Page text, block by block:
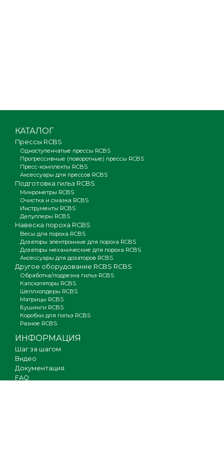
КАТАЛОГ
Прессы RCBS
Одноступенчатые прессы RCBS
Прогрессивные (поворотные) прессы RCBS
Пресс-комплекты RCBS
Аксессуары для прессов RCBS
Подготовка гильз RCBS
Микрометры RCBS
Очистка и смазка RCBS
Инструменты RCBS
Депуллеры RCBS
Навеска пороха RCBS
Весы для пороха RCBS
Дозаторы электронные для пороха RCBS
Дозаторы механические для пороха RCBS
Аксессуары для дозаторов RCBS
Другое оборудование RCBS RCBS
Обработка/подрезка гильз RCBS
Капсюляторы RCBS
Шеллхолдеры RCBS
Матрицы RCBS
Бушинги RCBS
Коробки для гильз RCBS
Разное RCBS
ИНФОРМАЦИЯ
Шаг за шагом
Видео
Документация
FAQ